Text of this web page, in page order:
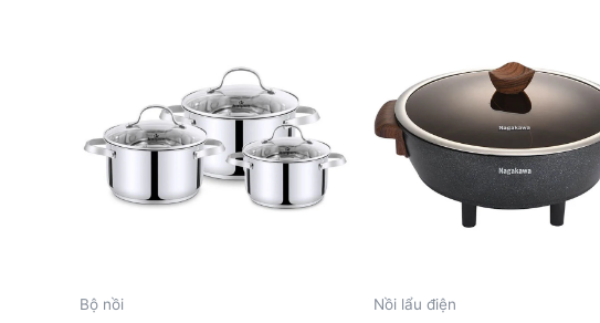
Bộ nồi Nồi lẩu điện